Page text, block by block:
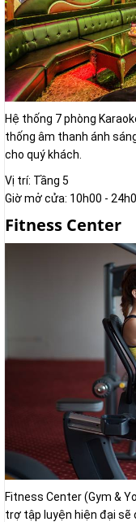
Hệ thống 7 phòng
thống âm thanh ánh
cho quý khách.
Vị trí: Tầng 5
Giờ mở cửa: 10h00 -
Fitness Center
Fitness Center (Gym &
trợ tập luyện hiện đại sẽ